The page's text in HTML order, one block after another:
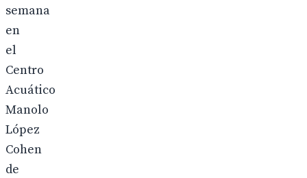
semana
en
el
Centro
Acuático
Manolo
López
Cohen
de